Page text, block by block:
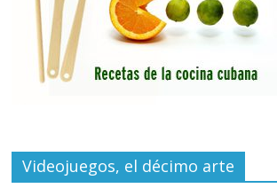
Videojuegos, el décimo arte